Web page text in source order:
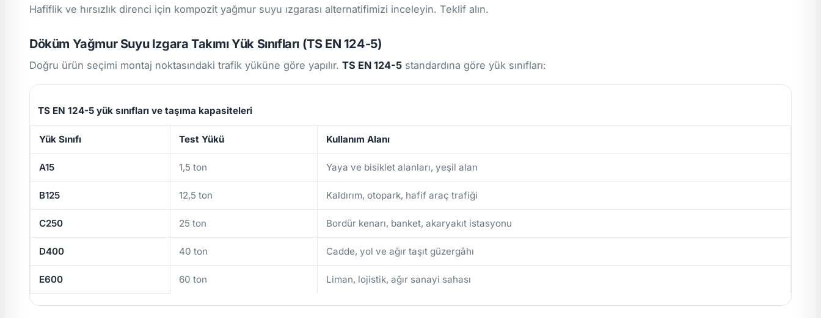
Hafiflik ve hırsızlık direnci için kompozit yağmur suyu ızgarası alternatifimizi inceleyin. Teklif alın.
Döküm Yağmur Suyu Izgara Takımı Yük Sınıfları (TS EN 124-5)
Doğru ürün seçimi montaj noktasındaki trafik yüküne göre yapılır. TS EN 124-5 standardına göre yük sınıfları:
TS EN 124-5 yük sınıfları ve taşıma kapasiteleri
Yük Sınıfı Test Yükü Kullanım Alanı
A15 1,5 ton Yaya ve bisiklet alanları, yeşil alan
B125 12,5 ton Kaldırım, otopark, hafif araç trafiği
C250 25 ton Bordür kenarı, banket, akaryakıt istasyonu
D400 40 ton Cadde, yol ve ağır taşıt güzergâhı
E600 60 ton Liman, lojistik, ağır sanayi sahası